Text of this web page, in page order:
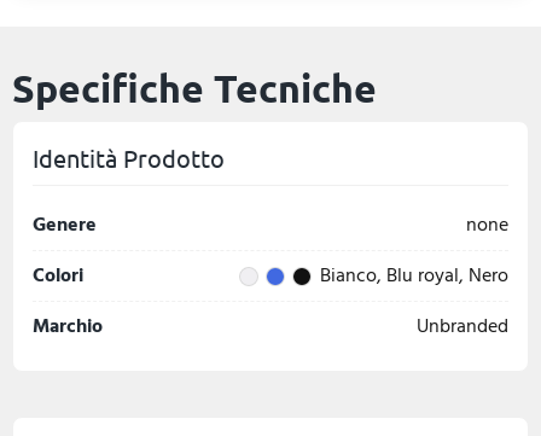
Specifiche Tecniche
Identità Prodotto
Genere
none
Colori
Bianco, Blu royal, Nero
Marchio
Unbranded